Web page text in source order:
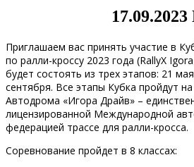
17.09.2023
Приглашаем вас принять участие в
по ралли-кроссу 2023 года (RallyX
будет состоять из трех этапов: 21
сентября. Все этапы Кубка пройдут
Автодрома «Игора Драйв» –
лицензированной Международной
федерацией трассе для ралли-кросса.
Соревнование пройдет в 8 классах: